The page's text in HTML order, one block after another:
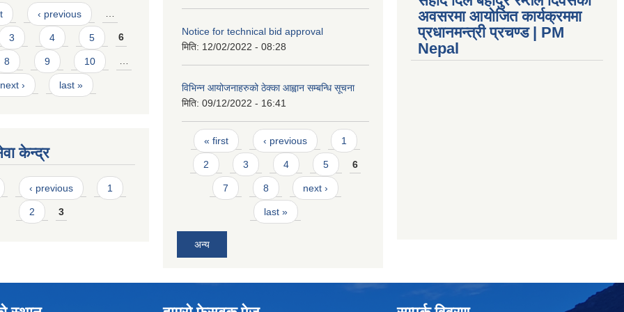
‹ previous …
3 4 5 6
8 9 10 …
next › last »
केन्द्र
‹ previous 1
2 3
Notice for technical bid approval
मिति: 12/02/2022 - 08:28
विभिन्न आयोजनाहरुको ठेक्का आह्वान सम्बन्धि सूचना
मिति: 09/12/2022 - 16:41
Pages
« first ‹ previous 1
2 3 4 5 6
7 8 next ›
last »
अन्य
अवसरमा आयोजित कार्यक्रममा
प्रधानमन्त्री प्रचण्ड | PM
Nepal